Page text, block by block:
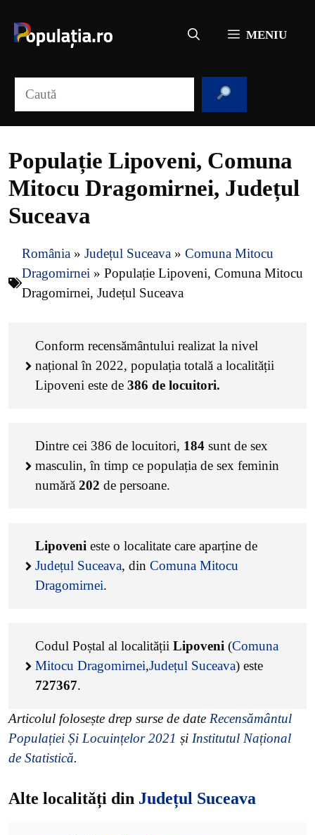
conținut
MENIU
Populație Lipoveni, Comuna
Mitocu Dragomirnei, Județul
Suceava
România » Județul Suceava » Comuna Mitocu
Dragomirnei » Populație Lipoveni, Comuna Mitocu
Dragomirnei, Județul Suceava
Conform recensământului realizat la nivel
național în 2022, populația totală a localității
Lipoveni este de 386 de locuitori.
Dintre cei 386 de locuitori, 184 sunt de sex
masculin, în timp ce populația de sex feminin
numără 202 de persoane.
Lipoveni este o localitate care aparține de
Județul Suceava, din Comuna Mitocu
Dragomirnei.
Codul Poștal al localității Lipoveni (Comuna
Mitocu Dragomirnei,Județul Suceava) este
727367.
Articolul folosește drep surse de date Recensământul
Populației Și Locuințelor 2021 și Institutul Național
de Statistică.
Alte localități din Județul Suceava